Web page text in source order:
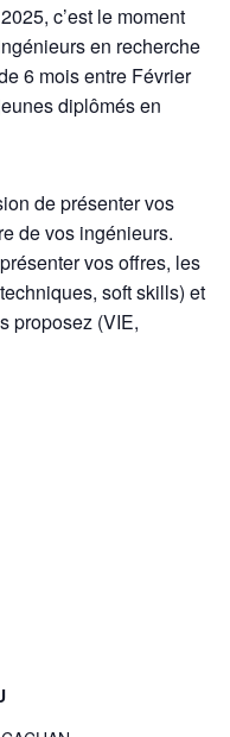
c’est le moment
en recherche
6 mois entre Février
diplômés en
de présenter vos
de vos ingénieurs.
vos offres, les
soft skills) et
proposez (VIE,